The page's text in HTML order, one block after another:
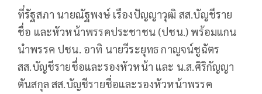
ที่รัฐสภา นายณัฐพงษ์ เรืองปัญญาวุฒิ สส.บัญชีราย
ชื่อ และหัวหน้าพรรคประชาชน (ปชน.) พร้อมแกน
นำพรรค ปชน. อาทิ นายวีระยุทธ กาญจน์ชูฉัตร
สส.บัญชีรายชื่อและรองหัวหน้า และ น.ส.ศิริกัญญา
ตันสกุล สส.บัญชีรายชื่อและรองหัวหน้าพรรค